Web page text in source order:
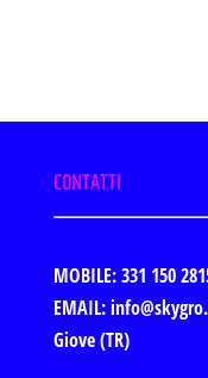
CONTATTI
MOBILE: 331 150
EMAIL:
Giove (TR)